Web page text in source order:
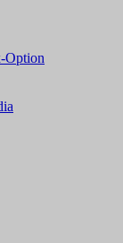
Option